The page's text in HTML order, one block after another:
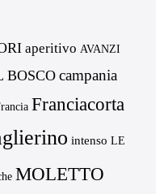
aperitivo AVANZI
BOSCO campania
Franciacorta
intenso LE
MOLETTO